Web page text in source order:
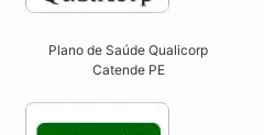
Plano de Saúde Qualicorp
Catende PE​